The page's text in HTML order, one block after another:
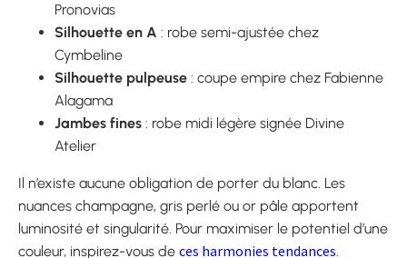
Pronovias
Silhouette en A : robe semi-ajustée chez
Cymbeline
Silhouette pulpeuse : coupe empire chez Fabienne
Alagama
Jambes fines : robe midi légère signée Divine
Atelier
Il n’existe aucune obligation de porter du blanc. Les
nuances champagne, gris perlé ou or pâle apportent
luminosité et singularité. Pour maximiser le potentiel d’une
couleur, inspirez-vous de ces harmonies tendances.